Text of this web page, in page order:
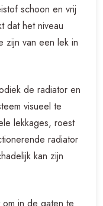
schoon en vrij
dat het niveau
zijn van een lek in
de radiator en
visueel te
lekkages, roest
radiator
kan zijn
in de gaten te